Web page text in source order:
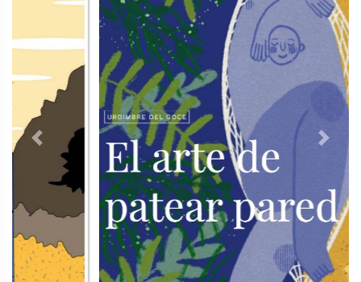
Previous Next